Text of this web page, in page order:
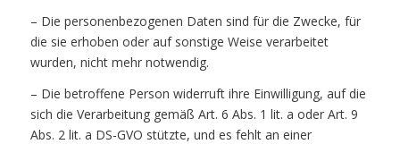
– Die personenbezogenen Daten sind für die Zwecke, für
die sie erhoben oder auf sonstige Weise verarbeitet
wurden, nicht mehr notwendig.
– Die betroffene Person widerruft ihre Einwilligung, auf die
sich die Verarbeitung gemäß Art. 6 Abs. 1 lit. a oder Art. 9
Abs. 2 lit. a DS-GVO stützte, und es fehlt an einer